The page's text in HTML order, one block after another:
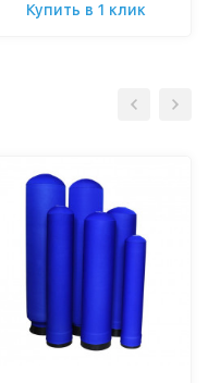
Купить в 1 клик